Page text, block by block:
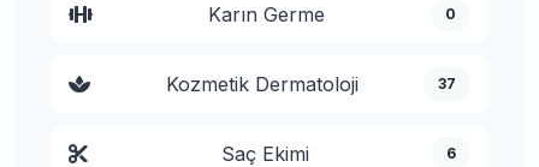
Karın Germe 0
Kozmetik Dermatoloji 37
Saç Ekimi 6